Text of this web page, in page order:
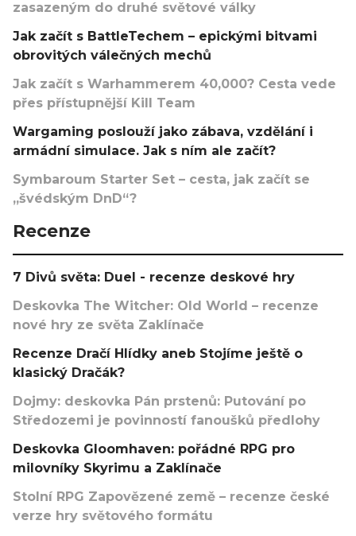
zasazeným do druhé světové války
Jak začít s BattleTechem – epickými bitvami
obrovitých válečných mechů
Jak začít s Warhammerem 40,000? Cesta vede
přes přístupnější Kill Team
Wargaming poslouží jako zábava, vzdělání i
armádní simulace. Jak s ním ale začít?
Symbaroum Starter Set – cesta, jak začít se
„švédským DnD“?
Recenze
7 Divů světa: Duel - recenze deskové hry
Deskovka The Witcher: Old World – recenze
nové hry ze světa Zaklínače
Recenze Dračí Hlídky aneb Stojíme ještě o
klasický Dračák?
Dojmy: deskovka Pán prstenů: Putování po
Středozemi je povinností fanoušků předlohy
Deskovka Gloomhaven: pořádné RPG pro
milovníky Skyrimu a Zaklínače
Stolní RPG Zapovězené země – recenze české
verze hry světového formátu